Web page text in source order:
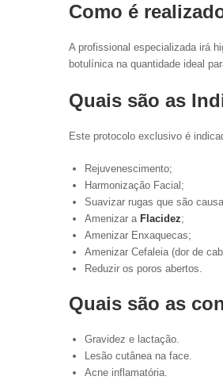
Como é
A profissional especializada irá
botulínica na quantidade ideal
Quais são as
Este protocolo exclusivo é
Rejuvenescimento;
Harmonização Facial;
Suavizar rugas que são
Amenizar a Flacidez;
Amenizar Enxaquecas;
Amenizar Cefaleia (dor de
Reduzir os poros abertos.
Quais são as
Gravidez e lactação.
Lesão cutânea na face.
Acne inflamatória.